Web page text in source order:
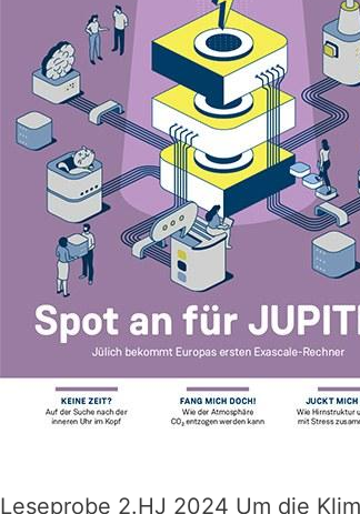
Leseprobe 2.HJ 2024 Um die